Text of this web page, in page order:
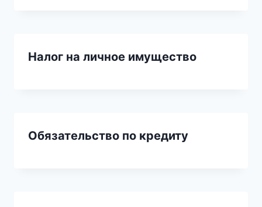
Налог на личное имущество
Обязательство по кредиту